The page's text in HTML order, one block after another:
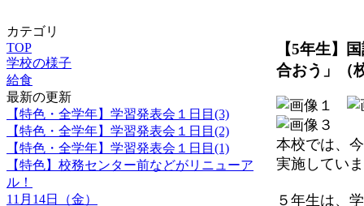
カテゴリ
TOP
学校の様子
給食
最新の更新
【特色・全学年】学習発表会１日目(3)
【特色・全学年】学習発表会１日目(2)
【特色・全学年】学習発表会１日目(1)
【特色】校務センター前などがリニューア
ル！
11月14日（金）
【5年生】
合おう」（
本校では、
実施してい
５年生は、